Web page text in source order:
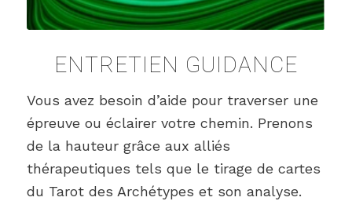
ENTRETIEN GUIDANCE
Vous avez besoin d’aide pour traverser une
épreuve ou éclairer votre chemin. Prenons
de la hauteur grâce aux alliés
thérapeutiques tels que le tirage de cartes
du Tarot des Archétypes et son analyse.